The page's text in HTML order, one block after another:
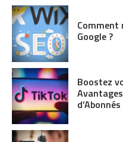
Comment
Google ?
Boostez